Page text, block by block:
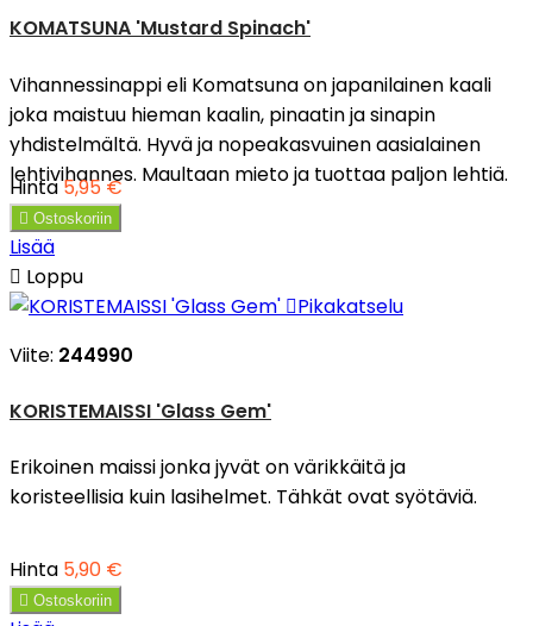
KOMATSUNA 'Mustard Spinach'
Vihannessinappi eli Komatsuna on japanilainen kaali
joka maistuu hieman kaalin, pinaatin ja sinapin
yhdistelmältä. Hyvä ja nopeakasvuinen aasialainen
lehtivihannes. Maultaan mieto ja tuottaa paljon lehtiä.
Hinta5,95 €
 Ostoskoriin
Lisää
 Loppu
Pikakatselu
Viite: 244990
KORISTEMAISSI 'Glass Gem'
Erikoinen maissi jonka jyvät on värikkäitä ja
koristeellisia kuin lasihelmet. Tähkät ovat syötäviä.
Hinta 5,90 €
 Ostoskoriin